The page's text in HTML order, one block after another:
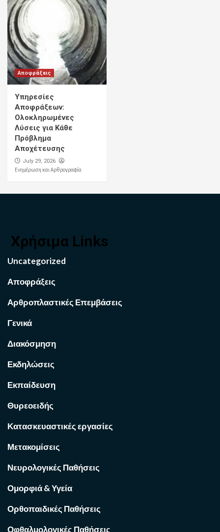
Αποφράξεις
Υπηρεσίες
Αποφράξεων:
Ολοκληρωμένες
Λύσεις για Κάθε
Πρόβλημα
Αποχέτευσης
July 29, 2026
Ενημέρωση και Αρθρογραφία
Χρήσιμα Links
Uncategorized
Αποφράξεις
Αρθροπλαστικές Επεμβάσεις
Γενικά
Διακόσμηση
Εκδηλώσεις
Εκπαίδευση
Θυρεοειδής
Κατασκευαστικές εργασίες
Μετακομίσεις
Νευρολογικές Παθήσεις
Ομορφιά & Υγεία
Ορθοπαιδικές Παθήσεις
Οφθαλμολογικές Παθήσεις